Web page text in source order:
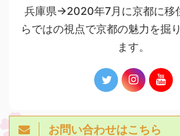
兵庫県→2020年7月に京都に移
らではの視点で京都の魅力を掘
ます。
お問い合わせはこちら